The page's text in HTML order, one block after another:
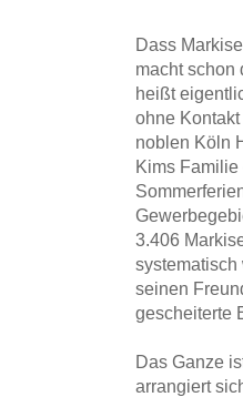
Dass
macht schon
heißt
ohne
noblen Köln
Kims
3.406
seinen
gescheiterte
Das Ganze
arrangiert